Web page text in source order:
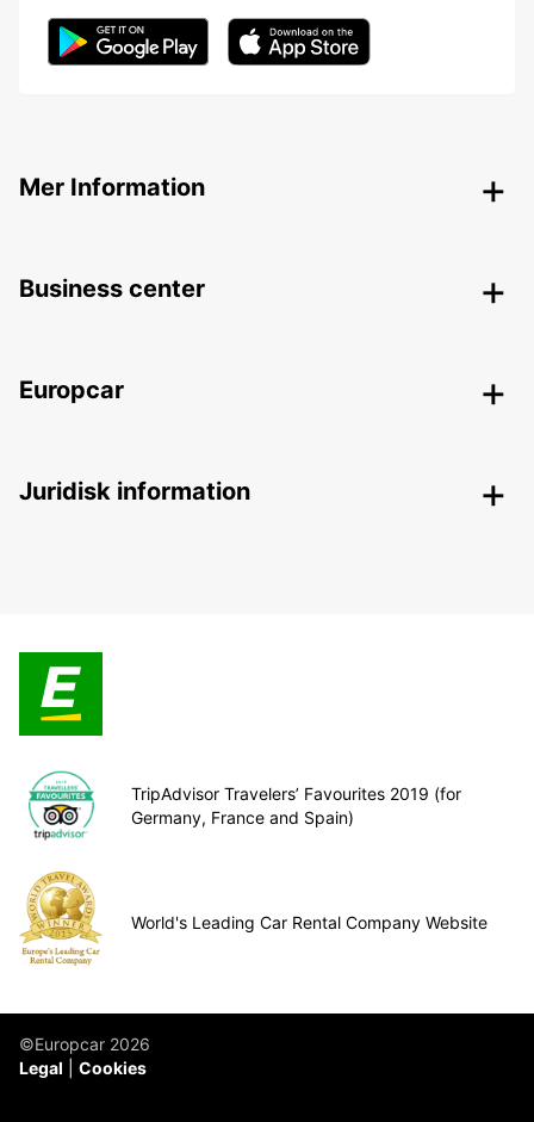
Mer Information
Business center
Europcar
Juridisk information
TripAdvisor Travelers’ Favourites 2019 (for
Germany, France and Spain)
World's Leading Car Rental Company Website
©Europcar 2026
Legal
Cookies